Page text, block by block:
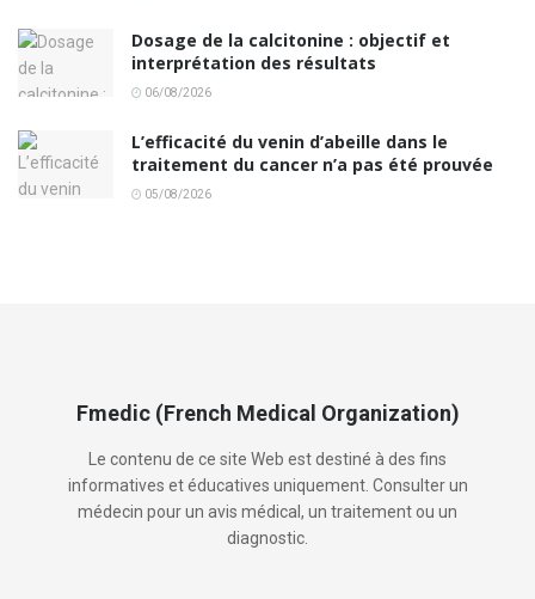
Dosage de la calcitonine : objectif et
interprétation des résultats
06/08/2026
L’efficacité du venin d’abeille dans le
traitement du cancer n’a pas été prouvée
05/08/2026
Fmedic (French Medical Organization)
Le contenu de ce site Web est destiné à des fins
informatives et éducatives uniquement. Consulter un
médecin pour un avis médical, un traitement ou un
diagnostic.